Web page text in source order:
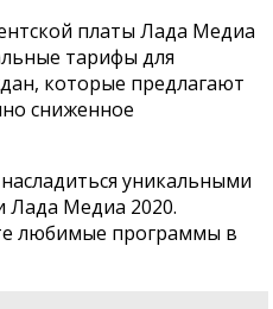
платы Лада Медиа
тарифы для
которые предлагают
сниженное
уникальными
Лада Медиа 2020.
любимые программы в